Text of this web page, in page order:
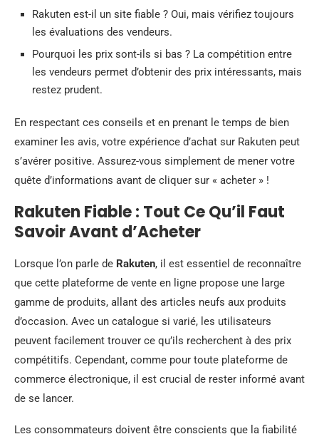
Rakuten est-il un site fiable ? Oui, mais vérifiez toujours
les évaluations des vendeurs.
Pourquoi les prix sont-ils si bas ? La compétition entre
les vendeurs permet d’obtenir des prix intéressants, mais
restez prudent.
En respectant ces conseils et en prenant le temps de bien
examiner les avis, votre expérience d’achat sur Rakuten peut
s’avérer positive. Assurez-vous simplement de mener votre
quête d’informations avant de cliquer sur « acheter » !
Rakuten Fiable : Tout Ce Qu’il Faut
Savoir Avant d’Acheter
Lorsque l’on parle de Rakuten, il est essentiel de reconnaître
que cette plateforme de vente en ligne propose une large
gamme de produits, allant des articles neufs aux produits
d’occasion. Avec un catalogue si varié, les utilisateurs
peuvent facilement trouver ce qu’ils recherchent à des prix
compétitifs. Cependant, comme pour toute plateforme de
commerce électronique, il est crucial de rester informé avant
de se lancer.
Les consommateurs doivent être conscients que la fiabilité